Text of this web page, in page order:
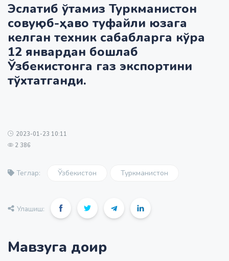
Эслатиб ўтамиз Туркманистон
совуқ об-ҳаво туфайли юзага
келган техник сабабларга кўра
12 январдан бошлаб
Ўзбекистонга газ экспортини
тўхтатганди.
2023-01-23 10:11
2 386
Теглар: Ўзбекистон Туркманистон
Улашиш:
Мавзуга доир